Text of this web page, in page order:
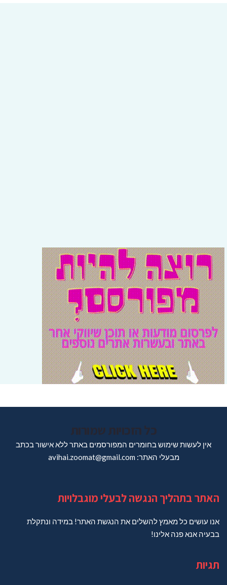
כל הזכויות שמורות
אין לעשות שימוש בחומרים המפורסמים באתר ללא אישור בכתב
מבעלי האתר: avihai.zoomat@gmail.com
האתר בתהליך הנגשה לבעלי מוגבלויות
אנו עושים כל מאמץ להשלים את הנגשת האתר! במידה ונתקלת
בבעיה אנא פנה אלינו!
תגיות